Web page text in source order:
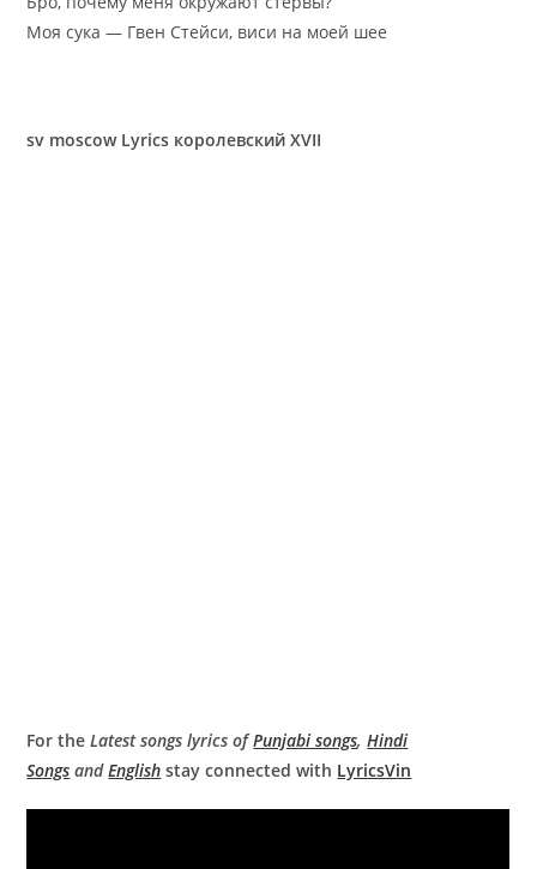
Моя сука — Гвен Стейси, виси на моей шее
sv moscow Lyrics королевский XVII
For theLatest songs lyrics ofPunjabi songs,Hindi
Songs andEnglish stay connected with LyricsVin